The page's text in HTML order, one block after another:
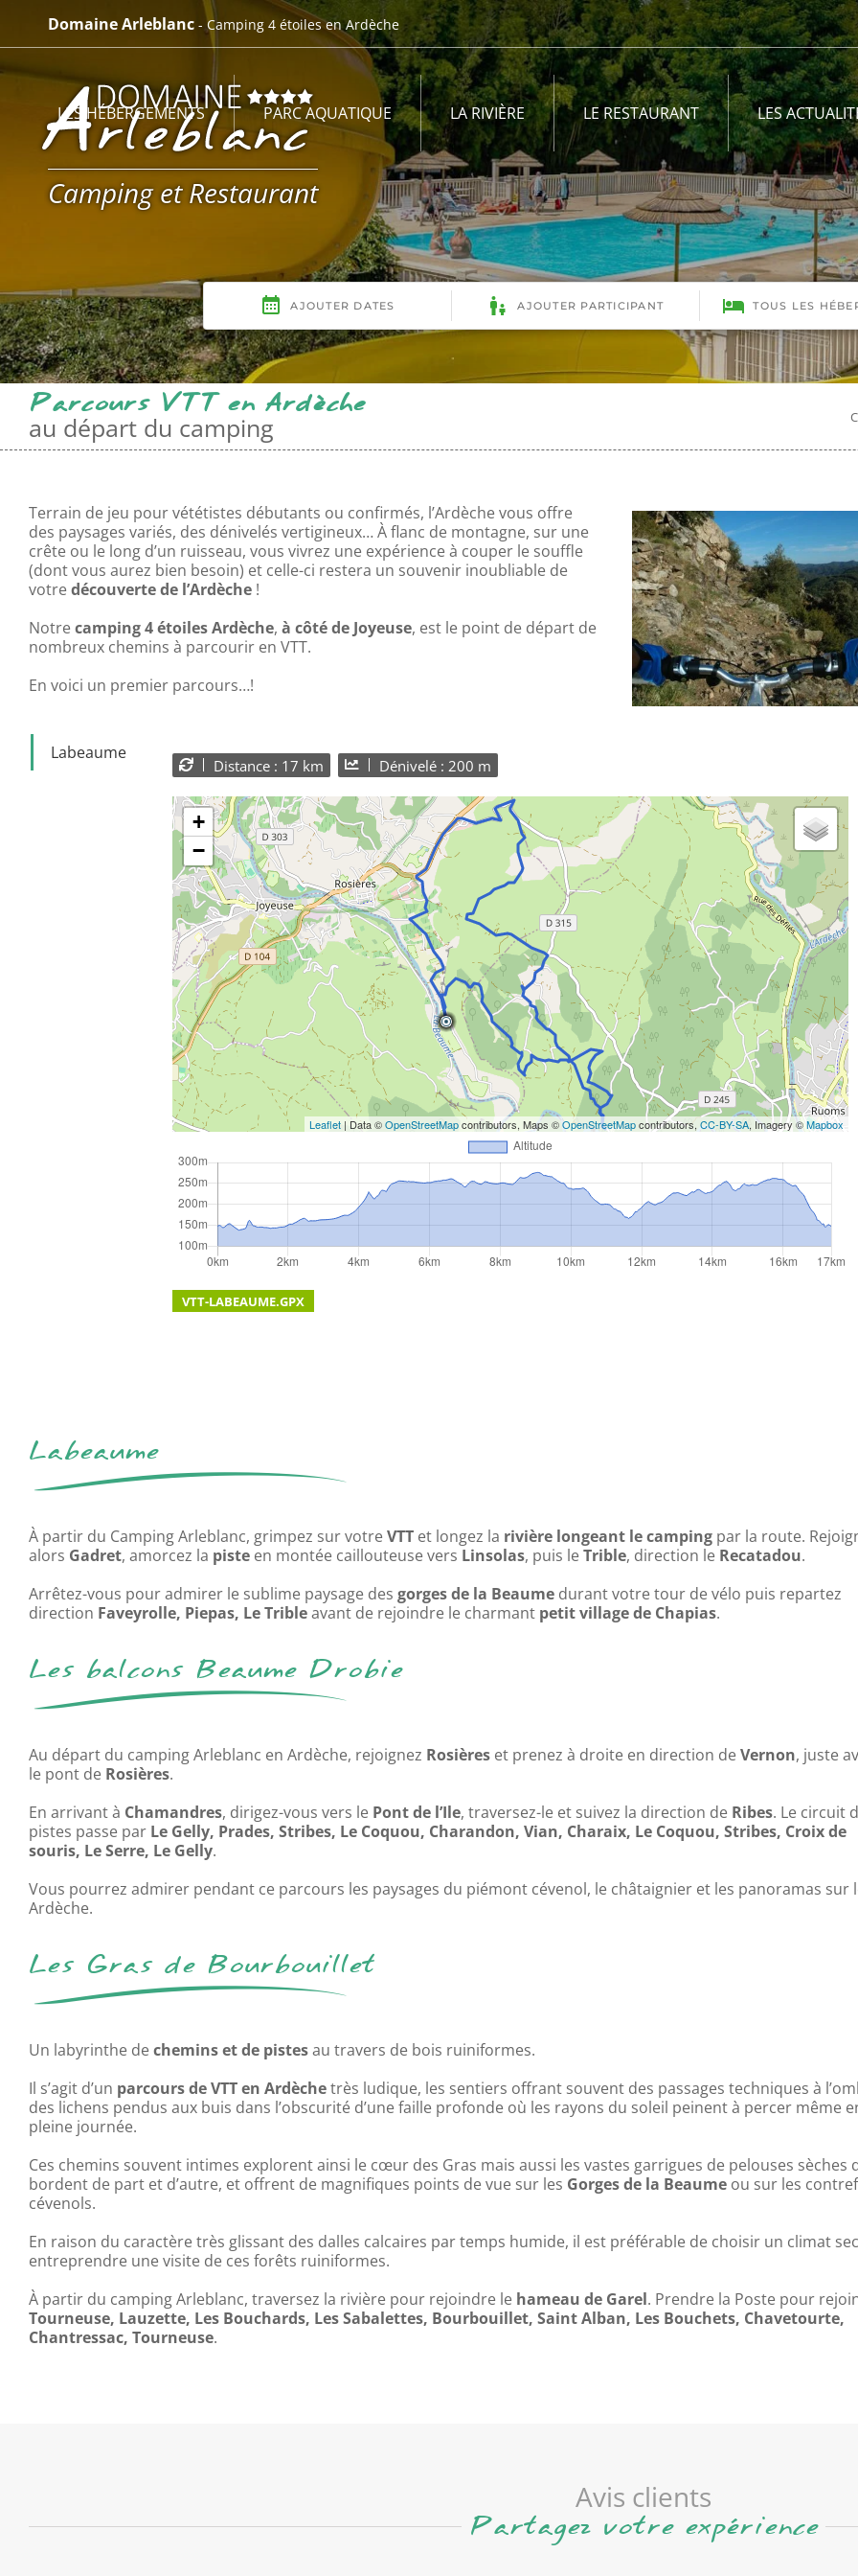
contenu
Domaine Arleblanc - Camping 4 étoiles en Ardèche
Camping et Restaurant
LES HÉBERGEMENTS PARC AQUATIQUE LA RIVIÈRE LE RESTAURANT LES
Parcours VTT en Ardèche
au départ du camping
Terrain de jeu pour vététistes débutants ou confirmés, l’Ardèche vous offre
des paysages variés, des dénivelés vertigineux… À flanc de montagne, sur une
crête ou le long d’un ruisseau, vous vivrez une expérience à couper le souffle
(dont vous aurez bien besoin) et celle-ci restera un souvenir inoubliable de
votredécouverte de l’Ardèche!
Notrecamping 4 étoiles Ardèche, à côté de Joyeuse, est le point de départ de
nombreux chemins à parcourir en VTT.
En voici un premier parcours…!
Labeaume
Distance : 17 km Dénivelé : 200 m
+
−
Leaflet| Data ©OpenStreetMapcontributors, Maps ©OpenStreetMapcontributors, CC-BY-SA, Imagery ©Mapbox
VTT-LABEAUME.GPX
Labeaume
À partir du Camping Arleblanc, grimpez sur votreVTTet longez la rivière longeant le campingpar la route.
alors Gadret, amorcez la pisteen montée caillouteuse vers Linsolas, puis leTrible, direction le Recatadou.
Arrêtez-vous pour admirer le sublime paysage des gorges de la Beaumedurant votre tour de vélo puis repartez
direction Faveyrolle, Piepas, Le Tribleavant de rejoindre le charmant petit village de Chapias.
Les balcons Beaume Drobie
Au départ du camping Arleblanc en Ardèche, rejoignez Rosièreset prenez à droite en direction deVernon, juste
le pont de Rosières.
En arrivant à Chamandres, dirigez-vous vers le Pont de l’Ile, traversez-le et suivez la direction de Ribes. Le circuit
pistes passe par Le Gelly, Prades, Stribes, Le Coquou, Charandon, Vian, Charaix, Le Coquou, Stribes, Croix de
souris, Le Serre, Le Gelly.
Vous pourrez admirer pendant ce parcours les paysages du piémont cévenol, le châtaignier et les panoramas sur
Ardèche.
Les Gras de Bourbouillet
Un labyrinthe dechemins et de pistesau travers de bois ruiniformes.
Il s’agit d’un parcours de VTT en Ardèchetrès ludique, les sentiers offrant souvent des passages techniques à
des lichens pendus aux buis dans l’obscurité d’une faille profonde où les rayons du soleil peinent à percer même
pleine journée.
Ces chemins souvent intimes explorent ainsi le cœur des Gras mais aussi les vastes garrigues de pelouses sèches
bordent de part et d’autre, et offrent de magnifiques points de vue sur les Gorges de la Beaumeou sur les
cévenols.
En raison du caractère très glissant des dalles calcaires par temps humide, il est préférable de choisir un climat
entreprendre une visite de ces forêts ruiniformes.
À partir du camping Arleblanc, traversez la rivière pour rejoindre le hameau de Garel. Prendre la Poste pour
Tourneuse, Lauzette, Les Bouchards, Les Sabalettes, Bourbouillet, Saint Alban, Les Bouchets, Chavetourte,
Chantressac, Tourneuse.
Avis clients
Partagez votre expérience